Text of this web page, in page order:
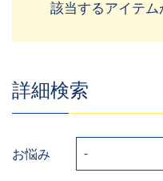
該当するアイテム
詳細検索
お悩み